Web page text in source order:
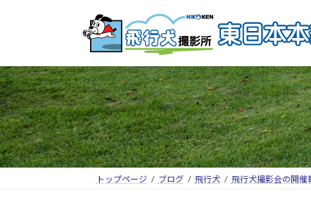
トップページ ブログ 飛行犬 飛行犬撮影会の開催